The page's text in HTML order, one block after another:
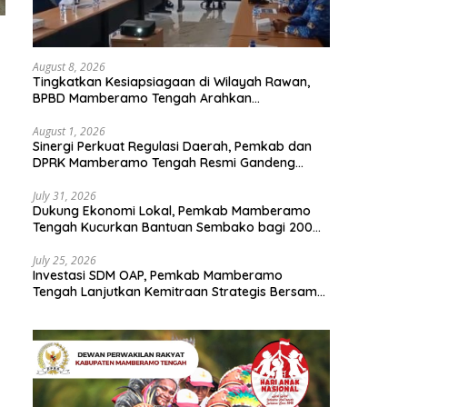
August 8, 2026
Tingkatkan Kesiapsiagaan di Wilayah Rawan,
BPBD Mamberamo Tengah Arahkan
August 1, 2026
Sinergi Perkuat Regulasi Daerah, Pemkab dan
DPRK Mamberamo Tengah Resmi Gandeng
July 31, 2026
Dukung Ekonomi Lokal, Pemkab Mamberamo
Tengah Kucurkan Bantuan Sembako bagi 200
July 25, 2026
Investasi SDM OAP, Pemkab Mamberamo
Tengah Lanjutkan Kemitraan Strategis Bersama